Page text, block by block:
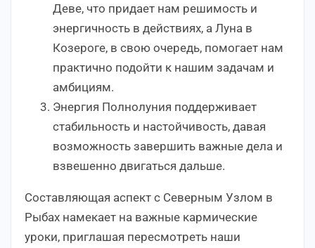
Деве, что придает нам решимость и
энергичность в действиях, а Луна в
Козероге, в свою очередь, помогает нам
практично подойти к нашим задачам и
амбициям.
Энергия Полнолуния поддерживает
стабильность и настойчивость, давая
возможность завершить важные дела и
взвешенно двигаться дальше.
Составляющая аспект с Северным Узлом в
Рыбах намекает на важные кармические
уроки, приглашая пересмотреть наши